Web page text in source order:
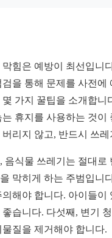
막힘은 예방이 최선입니
검을 통해 문제를 사전에
몇 가지 꿀팁을 소개합니
는 휴지를 사용하는 것이
버리지 않고, 반드시 쓰
음식물 쓰레기는 절대로
막히게 하는 주범입니
의해야 합니다. 아이들이
좋습니다. 다섯째, 변기
물질을 제거해야 합니다.